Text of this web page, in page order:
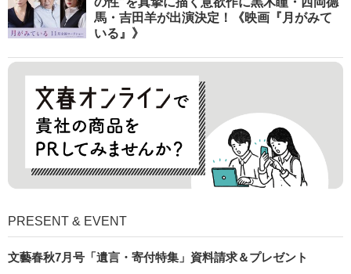
馬・吉田羊が出演決定！《映画『月がみて
いる』》
PRESENT & EVENT
文藝春秋7月号「遺言・寄付特集」資料請求＆プレゼント